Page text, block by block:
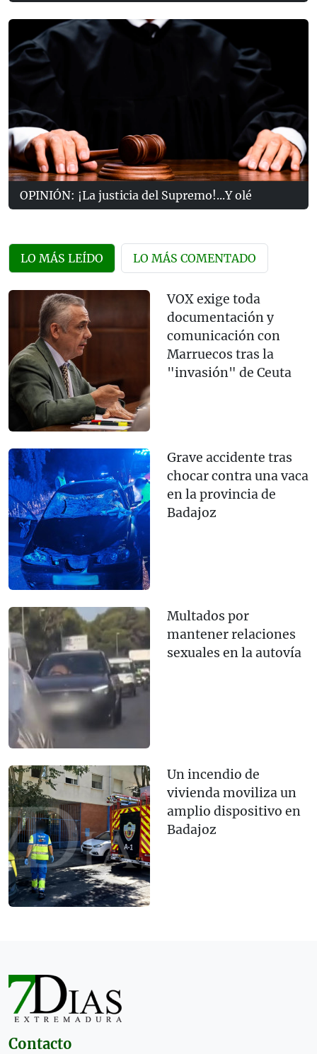
OPINIÓN: ¡La justicia del Supremo!...Y olé
LO MÁS LEÍDO LO MÁS COMENTADO
VOX exige toda
documentación y
comunicación con
Marruecos tras la
"invasión" de Ceuta
Grave accidente tras
chocar contra una vaca
en la provincia de
Badajoz
Multados por
mantener relaciones
sexuales en la autovía
Un incendio de
vivienda moviliza un
amplio dispositivo en
Badajoz
Contacto